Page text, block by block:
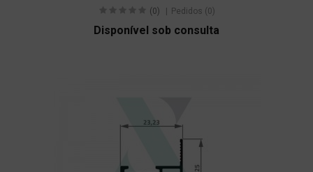
(0) Pedidos (0)
Disponível sob consulta